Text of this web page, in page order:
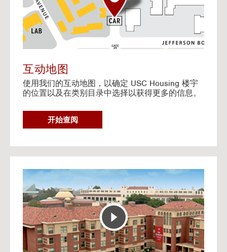
n
t
e
r
t
i
v
e
p
互动地图
使用我们的互动地图，以确定 USC Housing 楼宇
的位置以及在类别目录中选择以获得更多的信息。
G
O
N
E
R
A
C
T
I
开始查阅
G
o
t
o
H
o
u